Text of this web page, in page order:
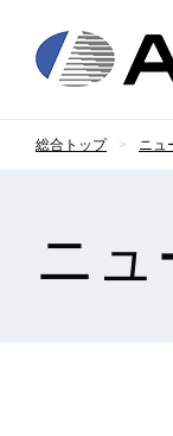
総合トップ ニュ
ニュ